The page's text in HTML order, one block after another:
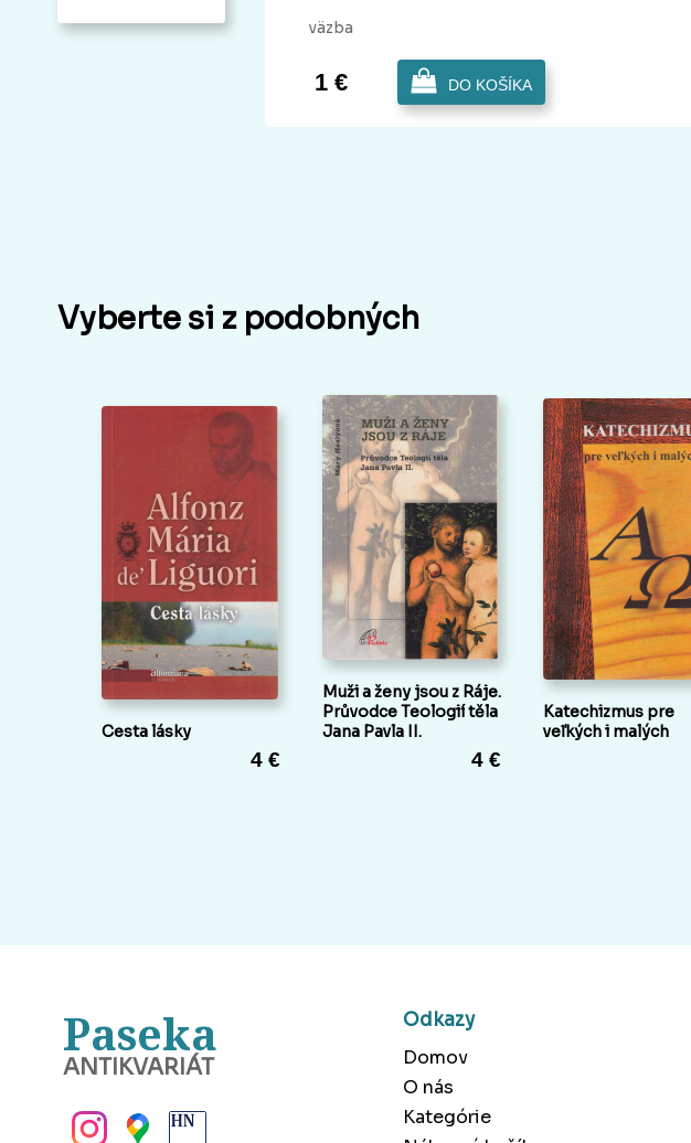
väzba
1 € DO KOŠÍKA
Vyberte si z podobných
Cesta lásky
4 €
Muži a ženy jsou z Ráje.
Průvodce Teologií těla
Jana Pavla II.
4 €
Katechizmus pre
veľkých i malých
Paseka
ANTIKVARIÁT
Odkazy
Domov
O nás
Kategórie